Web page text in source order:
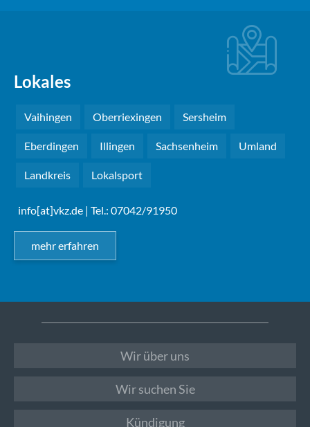
Lokales
Vaihingen Oberriexingen Sersheim
Eberdingen Illingen Sachsenheim Umland
Landkreis Lokalsport
info[at]vkz.de | Tel.: 07042/91950
mehr erfahren
Wir über uns
Wir suchen Sie
Kündigung